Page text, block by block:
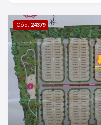
livre Câmeras de
Localização
em pleno
acesso à rodovia e
comércios e
Invista no seu futuro!
visita e conheça de
oportunidade!
Cód. 24379